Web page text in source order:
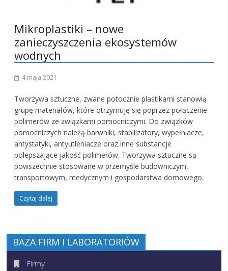
Mikroplastiki – nowe
zanieczyszczenia ekosystemów
wodnych
4 maja 2021
Tworzywa sztuczne, zwane potocznie plastikami stanowią
grupę materiałów, które otrzymuję się poprzez połączenie
polimerów ze związkami pomocniczymi. Do związków
pomocniczych należą barwniki, stabilizatory, wypełniacze,
antystatyki, antyutleniacze oraz inne substancje
polepszające jakość polimerów. Tworzywa sztuczne są
powszechnie stosowane w przemyśle budowniczym,
transportowym, medycznym i gospodarstwa domowego.
Czytaj dalej
BAZA FIRM I LABORATORIÓW
Firmy